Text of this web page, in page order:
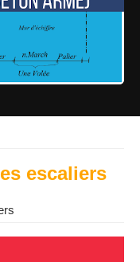
escaliers